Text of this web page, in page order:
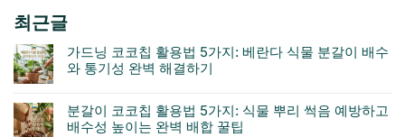
최근글
가드닝 코코칩 활용법 5가지: 베란다 식물 분갈이 배수
와 통기성 완벽 해결하기
분갈이 코코칩 활용법 5가지: 식물 뿌리 썩음 예방하고
배수성 높이는 완벽 배합 꿀팁